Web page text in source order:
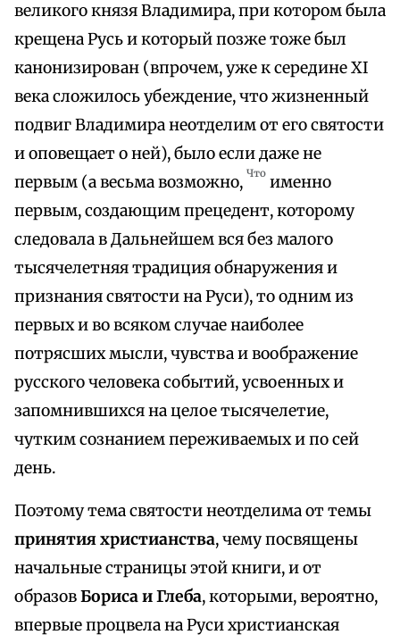
великого князя Владимира, при котором была
крещена Русь и который позже тоже был
канонизирован (впрочем, уже к середине XI
века сложилось убеждение, что жизненный
подвиг Владимира неотделим от его святости
и оповещает о ней), было если даже не
первым (а весьма возможно, Что именно
первым, создающим прецедент, которому
следовала в Дальнейшем вся без малого
тысячелетняя традиция обнаружения и
признания святости на Руси), то одним из
первых и во всяком случае наиболее
потрясших мысли, чувства и воображение
русского человека событий, усвоенных и
запомнившихся на целое тысячелетие,
чутким сознанием переживаемых и по сей
день.
Поэтому тема святости неотделима от темы
принятия христианства, чему посвящены
начальные страницы этой книги, и от
образовБориса и Глеба, которыми, вероятно,
впервые процвела на Руси христианская